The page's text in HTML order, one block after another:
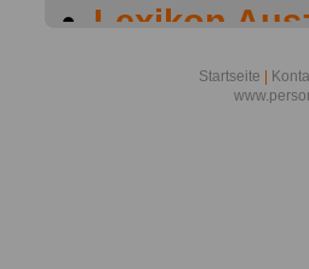
Lexikon
Buchstabe B
Lexikon
Startseite